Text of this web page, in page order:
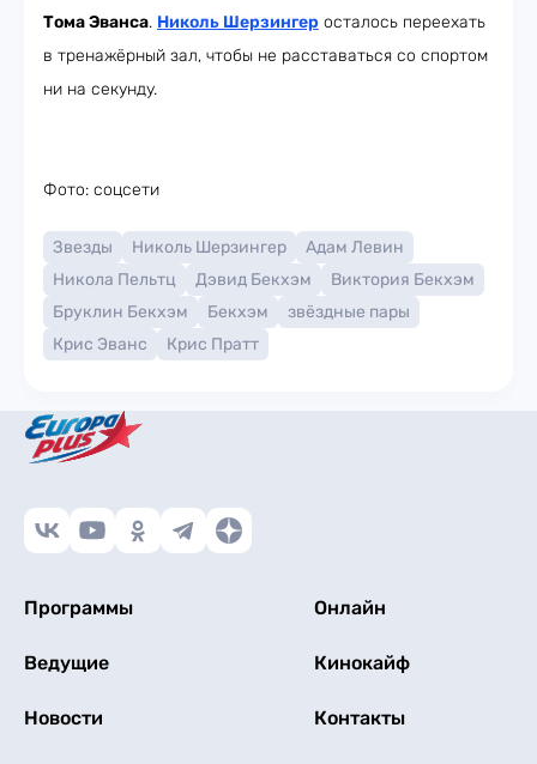
Тома Эванса. Николь Шерзингер осталось переехать
в тренажёрный зал, чтобы не расставаться со спортом
ни на секунду.
Фото: соцсети
Звезды Николь Шерзингер
Адам Левин
Никола Пельтц
Дэвид Бекхэм
Виктория Бекхэм
Бруклин Бекхэм
Бекхэм
звёздные пары
Крис Эванс
Крис Пратт
Программы Онлайн
Ведущие Кинокайф
Новости Контакты